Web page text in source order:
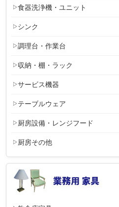
食器洗浄機・ユニット
シンク
調理台・作業台
収納・棚・ラック
サービス機器
テーブルウェア
厨房設備・レンジフード
厨房その他